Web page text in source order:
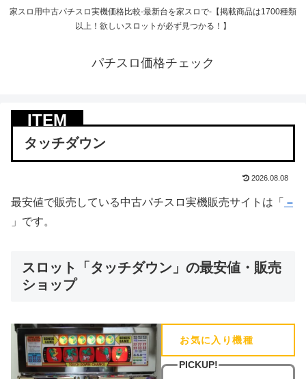
家スロ用中古パチスロ実機価格比較-最新台を家スロで-【掲載商品は1700種類
以上！欲しいスロットが必ず見つかる！】
パチスロ価格チェック
タッチダウン
2026.08.08
最安値で販売している中古パチスロ実機販売サイトは「 –
」です。
スロット「タッチダウン」の最安値・販売
ショップ
お気に入り機種
PICKUP!